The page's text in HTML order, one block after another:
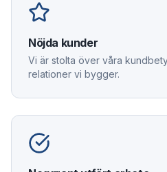
Nöjda kunder
Vi är stolta över våra
relationer vi bygger.